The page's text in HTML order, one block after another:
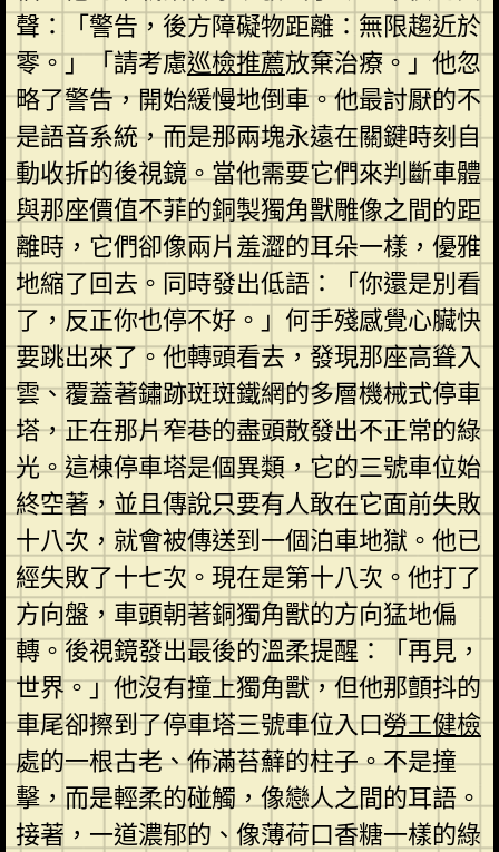
聲：「警告，後方障礙物距離：無限趨近於
零。」「請考慮巡檢推薦放棄治療。」他忽
略了警告，開始緩慢地倒車。他最討厭的不
是語音系統，而是那兩塊永遠在關鍵時刻自
動收折的後視鏡。當他需要它們來判斷車體
與那座價值不菲的銅製獨角獸雕像之間的距
離時，它們卻像兩片羞澀的耳朵一樣，優雅
地縮了回去。同時發出低語：「你還是別看
了，反正你也停不好。」何手殘感覺心臟快
要跳出來了。他轉頭看去，發現那座高聳入
雲、覆蓋著鏽跡斑斑鐵網的多層機械式停車
塔，正在那片窄巷的盡頭散發出不正常的綠
光。這棟停車塔是個異類，它的三號車位始
終空著，並且傳說只要有人敢在它面前失敗
十八次，就會被傳送到一個泊車地獄。他已
經失敗了十七次。現在是第十八次。他打了
方向盤，車頭朝著銅獨角獸的方向猛地偏
轉。後視鏡發出最後的溫柔提醒：「再見，
世界。」他沒有撞上獨角獸，但他那顫抖的
車尾卻擦到了停車塔三號車位入口勞工健檢
處的一根古老、佈滿苔蘚的柱子。不是撞
擊，而是輕柔的碰觸，像戀人之間的耳語。
接著，一道濃郁的、像薄荷口香糖一樣的綠